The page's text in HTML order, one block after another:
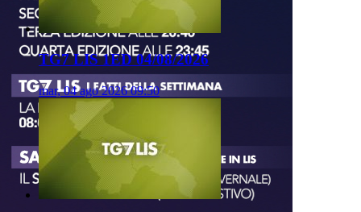
TG7 LIS 1ED 04/08/2026
mar, 04 ago 2026 09:50